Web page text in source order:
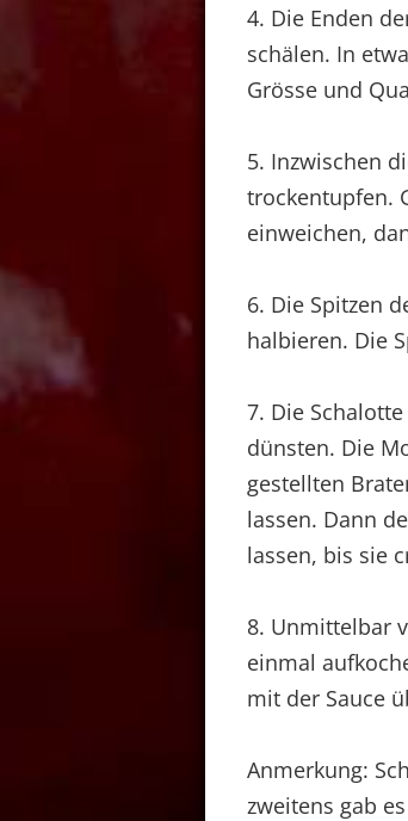
4. Die Enden
schälen. In
Grösse und
5. Inzwischen
trockentupfen.
einweichen,
6. Die Spitzen
halbieren. Die
7. Die
dünsten. Die
gestellten
lassen. Dann
lassen, bis sie
8. Unmittelbar
einmal
mit der Sauce
Anmerkung:
zweitens gab